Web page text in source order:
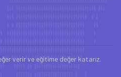
verir ve eğitime değer katarız.